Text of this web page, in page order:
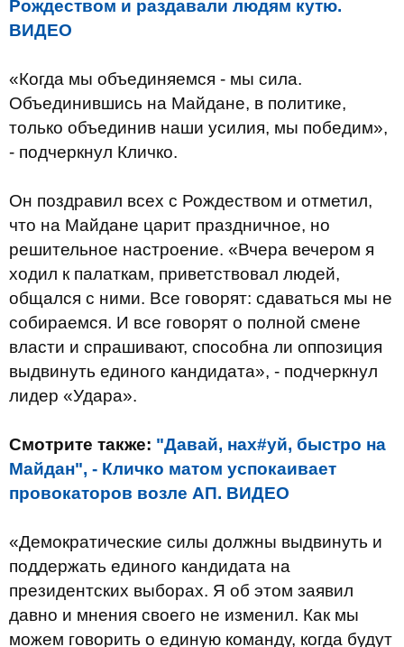
Рождеством и раздавали людям кутю.
ВИДЕО
«Когда мы объединяемся - мы сила.
Объединившись на Майдане, в политике,
только объединив наши усилия, мы победим»,
- подчеркнул Кличко.
Он поздравил всех с Рождеством и отметил,
что на Майдане царит праздничное, но
решительное настроение. «Вчера вечером я
ходил к палаткам, приветствовал людей,
общался с ними. Все говорят: сдаваться мы не
собираемся. И все говорят о полной смене
власти и спрашивают, способна ли оппозиция
выдвинуть единого кандидата», - подчеркнул
лидер «Удара».
Смотрите также: "Давай, нах#уй, быстро на
Майдан", - Кличко матом успокаивает
провокаторов возле АП. ВИДЕО
«Демократические силы должны выдвинуть и
поддержать единого кандидата на
президентских выборах. Я об этом заявил
давно и мнения своего не изменил. Как мы
можем говорить о единую команду, когда будут